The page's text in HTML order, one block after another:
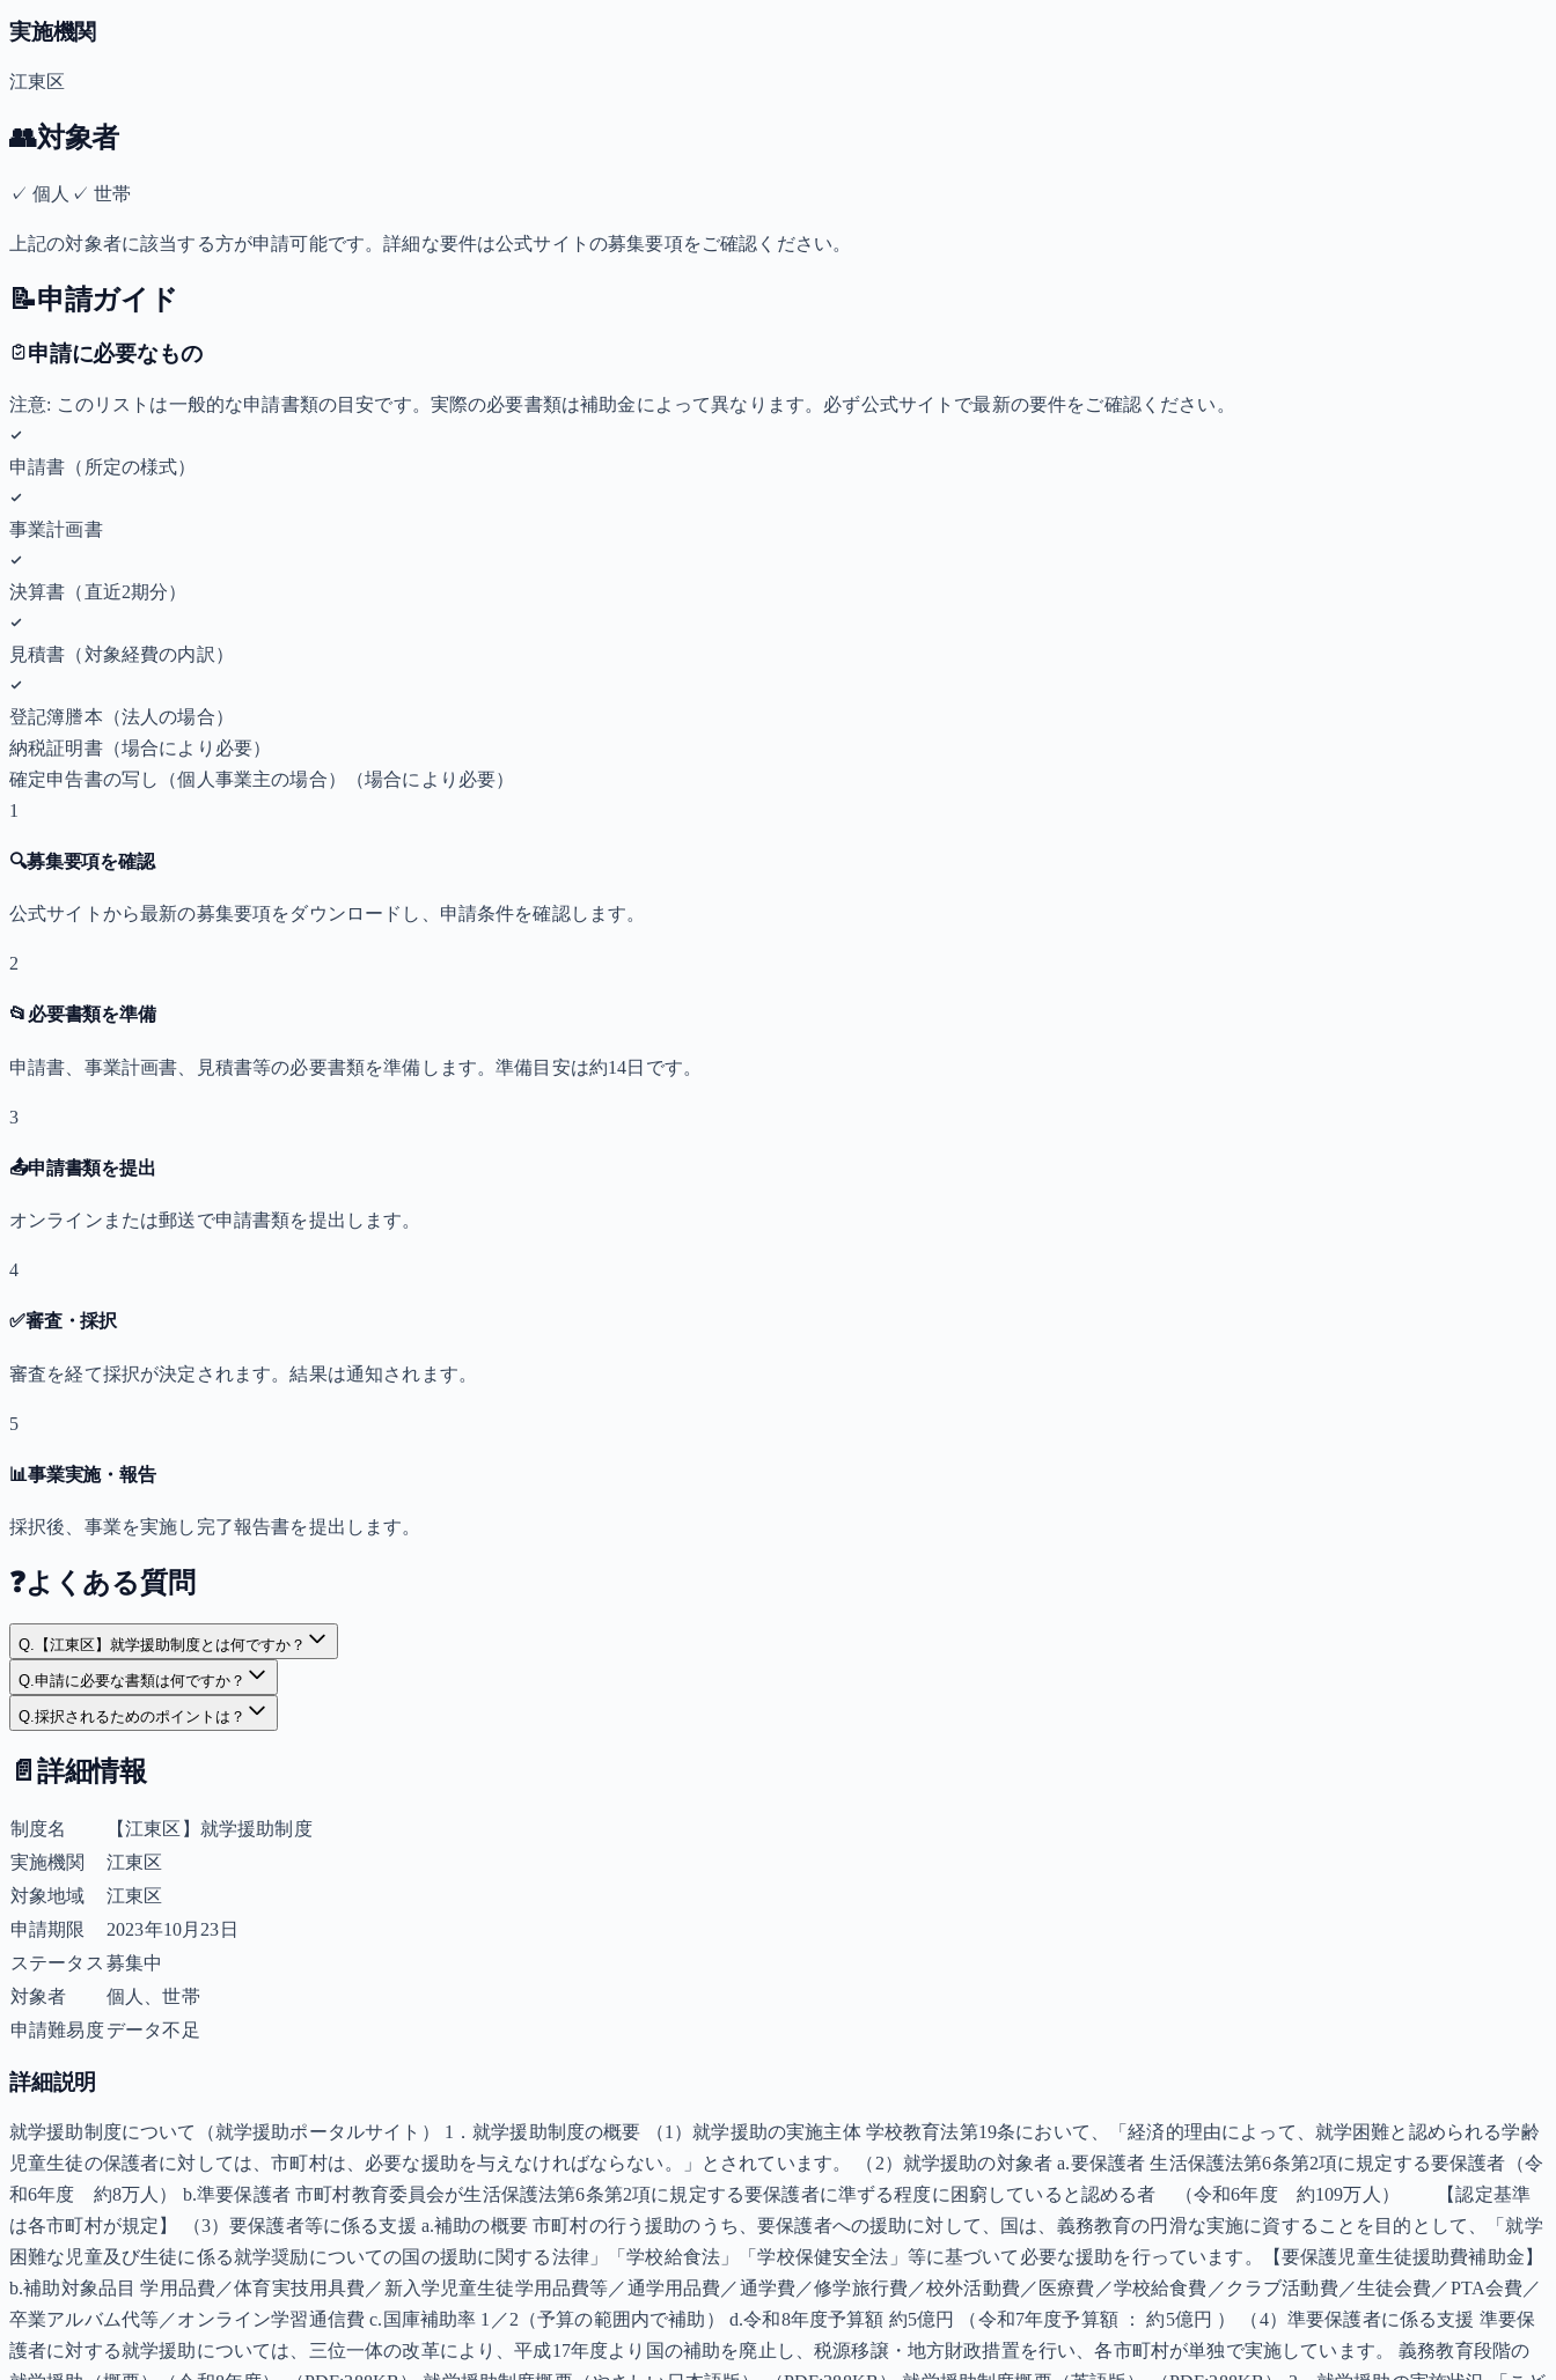
実施機関
江東区
👥対象者
✓個人 ✓ 世帯
上記の対象者に該当する方が申請可能です。詳細な要件は公式サイトの募集要項をご確認ください。
📝申請ガイド
申請に必要なもの
注意: このリストは一般的な申請書類の目安です。実際の必要書類は補助金によって異なります。必ず公式サイトで最新の要件をご確認ください。
申請書（所定の様式）
事業計画書
決算書（直近2期分）
見積書（対象経費の内訳）
登記簿謄本（法人の場合）
納税証明書（場合により必要）
確定申告書の写し（個人事業主の場合）
（場合により必要）
1
🔍募集要項を確認
公式サイトから最新の募集要項をダウンロードし、申請条件を確認します。
2
📂 必要書類を準備
申請書、事業計画書、見積書等の必要書類を準備します。準備目安は約14日です。
3
📤申請書類を提出
オンラインまたは郵送で申請書類を提出します。
4
✅審査・採択
審査を経て採択が決定されます。結果は通知されます。
5
📊事業実施・報告
採択後、事業を実施し完了報告書を提出します。
❓よくある質問
Q. 【江東区】就学援助制度とは何ですか？
Q.申請に必要な書類は何ですか？
Q.採択されるためのポイントは？
📄 詳細情報
制度名
【江東区】就学援助制度
実施機関
江東区
対象地域
江東区
申請期限
2023年10月23日
ステータス 募集中
対象者
個人、世帯
申請難易度データ不足
詳細説明
就学援助制度について（就学援助ポータルサイト） 1．就学援助制度の概要 （1）就学援助の実施主体 学校教育法第19条において、「経済的理由によって、就学困難と認められる学齢
児童生徒の保護者に対しては、市町村は、必要な援助を与えなければならない。」とされています。 （2）就学援助の対象者 a.要保護者 生活保護法第6条第2項に規定する要保護者（令
和6年度 約8万人） b.準要保護者 市町村教育委員会が生活保護法第6条第2項に規定する要保護者に準ずる程度に困窮していると認める者 （令和6年度 約109万人） 【認定基準
は各市町村が規定】 （3）要保護者等に係る支援 a.補助の概要 市町村の行う援助のうち、要保護者への援助に対して、国は、義務教育の円滑な実施に資することを目的として、「就学
困難な児童及び生徒に係る就学奨励についての国の援助に関する法律」「学校給食法」「学校保健安全法」等に基づいて必要な援助を行っています。【要保護児童生徒援助費補助金】
b.補助対象品目 学用品費／体育実技用具費／新入学児童生徒学用品費等／通学用品費／通学費／修学旅行費／校外活動費／医療費／学校給食費／クラブ活動費／生徒会費／PTA会費／
卒業アルバム代等／オンライン学習通信費 c.国庫補助率 1／2（予算の範囲内で補助） d.令和8年度予算額 約5億円 （令和7年度予算額 ： 約5億円 ） （4）準要保護者に係る支援 準要保
護者に対する就学援助については、三位一体の改革により、平成17年度より国の補助を廃止し、税源移譲・地方財政措置を行い、各市町村が単独で実施しています。 義務教育段階の